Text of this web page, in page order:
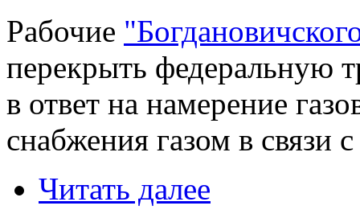
Рабочие
перекрыть федеральную
в ответ на намерение
снабжения газом в связи
Читать далее